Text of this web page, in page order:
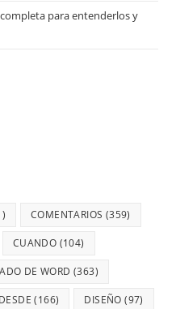
para entenderlos y
COMENTARIOS (359)
CUANDO (104)
DE WORD (363)
DESDE (166) DISEÑO (97)